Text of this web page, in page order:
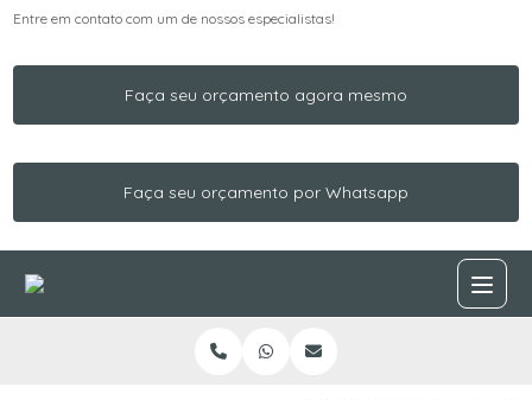
Entre em contato com um de nossos especialistas!
Faça seu orçamento agora mesmo
Faça seu orçamento por Whatsapp